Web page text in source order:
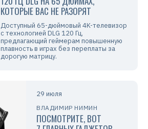
КОТОРЫЕ ВАС НЕ РАЗОРЯТ
Доступный 65-дюймовый 4K-телевизор
с технологией DLG 120 Гц,
предлагающий геймерам повышенную
плавность в играх без переплаты за
дорогую матрицу.
29 июля
ВЛАДИМИР НИМИН
ПОСМОТРИТЕ, ВОТ